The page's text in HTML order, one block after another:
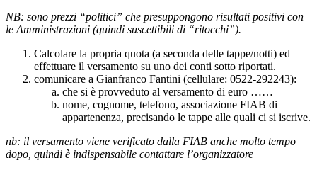
NB: sono prezzi “politici” che presuppongono risultati positivi con
le Amministrazioni (quindi suscettibili di “ritocchi”).
Calcolare la propria quota (a seconda delle tappe/notti) ed
effettuare il versamento su uno dei conti sotto riportati.
comunicare a Gianfranco Fantini (cellulare: 0522-292243):
che si è provveduto al versamento di euro ……
nome, cognome, telefono, associazione FIAB di
appartenenza, precisando le tappe alle quali ci si iscrive.
nb: il versamento viene verificato dalla FIAB anche molto tempo
dopo, quindi è indispensabile contattare l’organizzatore